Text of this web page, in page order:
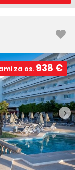
za os. 938 €